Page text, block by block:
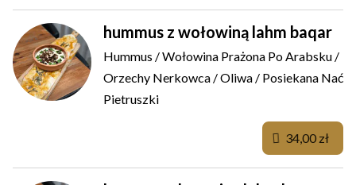
hummus z wołowiną lahm baqar
Hummus / Wołowina Prażona Po Arabsku /
Orzechy Nerkowca / Oliwa / Posiekana Nać
Pietruszki